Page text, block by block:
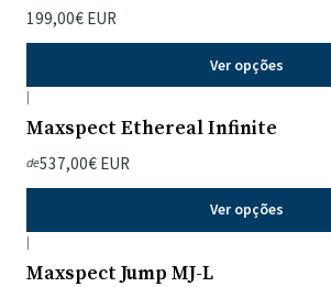
199,00€ EUR
Ver opções
|
Maxspect Ethereal Infinite
de537,00€ EUR
Ver opções
|
Maxspect Jump MJ-L